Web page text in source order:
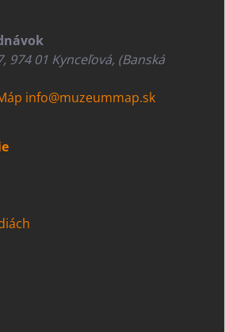
974 01 Kynceľová, (Banská
info@muzeummap.sk